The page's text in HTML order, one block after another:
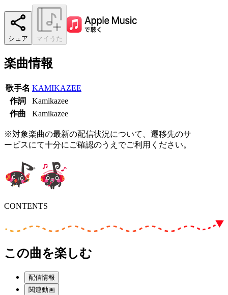
シェア マイうた
楽曲情報
歌手名 KAMIKAZEE
作詞
Kamikazee
作曲
Kamikazee
※対象楽曲の最新の配信状況について、遷移先のサ
ービスにて十分にご確認のうえでご利用ください。
CONTENTS
この曲を楽しむ
配信情報
関連動画